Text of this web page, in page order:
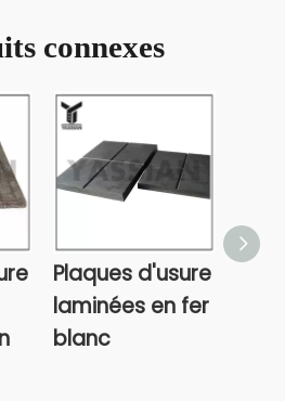
connexes
Plaques d'usure
laminées en fer
blanc